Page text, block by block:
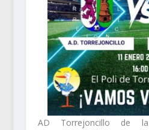
AD Torrejoncillo de